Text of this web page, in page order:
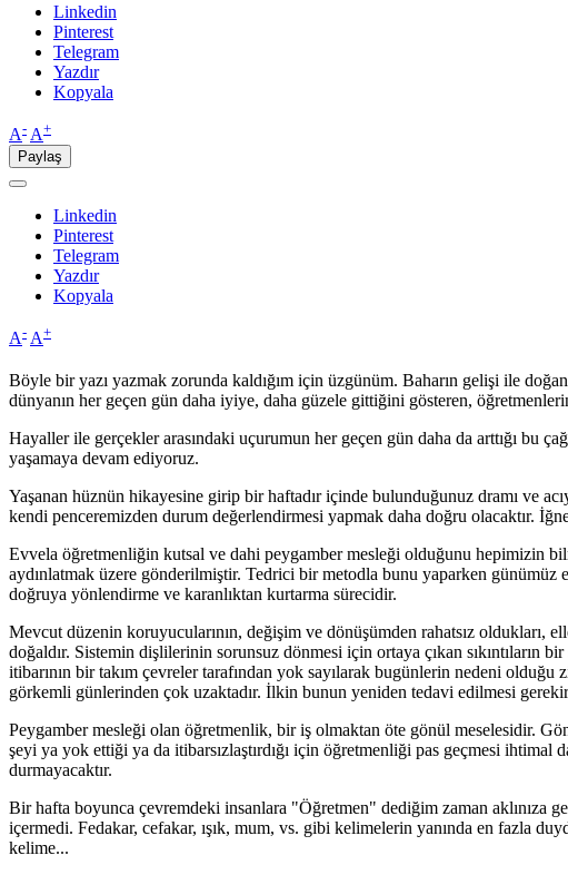
Linkedin
Pinterest
Telegram
Yazdır
Kopyala
A- A+
Paylaş
Linkedin
Pinterest
Telegram
Yazdır
Kopyala
A- A+
Böyle bir yazı yazmak zorunda kaldığım için üzgünüm. Baharın gelişi ile
dünyanın her geçen gün daha iyiye, daha güzele gittiğini gösteren,
Hayaller ile gerçekler arasındaki uçurumun her geçen gün daha da arttığı bu
yaşamaya devam ediyoruz.
Yaşanan hüznün hikayesine girip bir haftadır içinde bulunduğunuz dramı ve
kendi penceremizden durum değerlendirmesi yapmak daha doğru olacaktır.
Evvela öğretmenliğin kutsal ve dahi peygamber mesleği olduğunu hepimizin
aydınlatmak üzere gönderilmiştir. Tedrici bir metodla bunu yaparken günümüz
doğruya yönlendirme ve karanlıktan kurtarma sürecidir.
Mevcut düzenin koruyucularının, değişim ve dönüşümden rahatsız oldukları,
doğaldır. Sistemin dişlilerinin sorunsuz dönmesi için ortaya çıkan sıkıntıların
itibarının bir takım çevreler tarafından yok sayılarak bugünlerin nedeni
görkemli günlerinden çok uzaktadır. İlkin bunun yeniden tedavi edilmesi
Peygamber mesleği olan öğretmenlik, bir iş olmaktan öte gönül meselesidir.
şeyi ya yok ettiği ya da itibarsızlaştırdığı için öğretmenliği pas geçmesi
durmayacaktır.
Bir hafta boyunca çevremdeki insanlara "Öğretmen" dediğim zaman
içermedi. Fedakar, cefakar, ışık, mum, vs. gibi kelimelerin yanında en fazla
kelime...